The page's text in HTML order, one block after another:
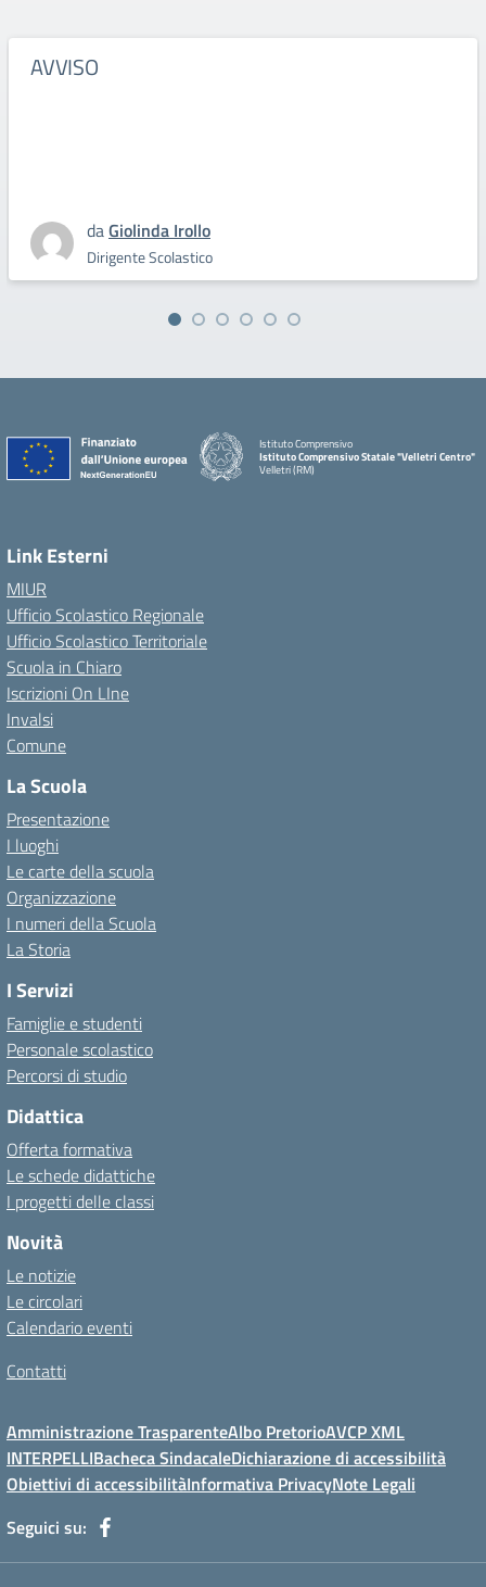
AVVISO
daGiolinda Irollo
Dirigente Scolastico
Istituto Comprensivo
Istituto Comprensivo Statale "Velletri Centro"
Velletri (RM)
Link Esterni
MIUR
Ufficio Scolastico Regionale
Ufficio Scolastico Territoriale
Scuola in Chiaro
Iscrizioni On LIne
Invalsi
Comune
La Scuola
Presentazione
I luoghi
Le carte della scuola
Organizzazione
I numeri della Scuola
La Storia
I Servizi
Famiglie e studenti
Personale scolastico
Percorsi di studio
Didattica
Offerta formativa
Le schede didattiche
I progetti delle classi
Novità
Le notizie
Le circolari
Calendario eventi
Contatti
Amministrazione TrasparenteAlbo PretorioAVCP XML
INTERPELLIBacheca SindacaleDichiarazione di accessibilità
Obiettivi di accessibilitàInformativa PrivacyNote Legali
Seguici su: